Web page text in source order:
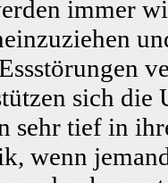
immer
sich die
sehr tief in
wenn